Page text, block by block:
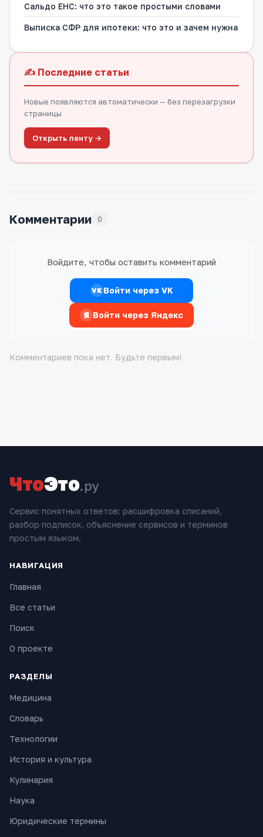
Сальдо ЕНС: что это такое простыми словами
Выписка СФР для ипотеки: что это и зачем нужна
✍️ Последние статьи
Новые появляются автоматически — без перезагрузки
страницы
Открыть ленту →
Комментарии 0
Войдите, чтобы оставить комментарий
VKВойти через VK
Я Войти через Яндекс
Комментариев пока нет. Будьте первым!
ЧтоЭто.ру
Сервис понятных ответов: расшифровка списаний,
разбор подписок, объяснение сервисов и терминов
простым языком.
НАВИГАЦИЯ
Главная
Все статьи
Поиск
О проекте
РАЗДЕЛЫ
Медицина
Словарь
Технологии
История и культура
Кулинария
Наука
Юридические термины